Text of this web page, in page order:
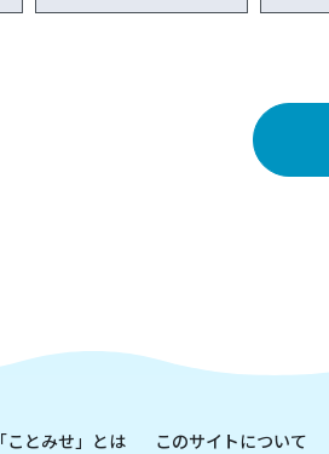
「ことみせ」とは このサイトについて